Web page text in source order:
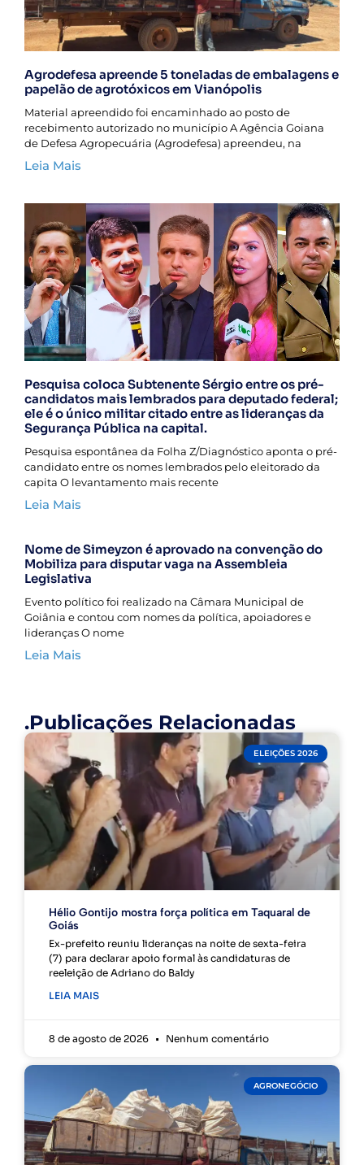
Agrodefesa apreende 5 toneladas de embalagens e
papelão de agrotóxicos em Vianópolis
Material apreendido foi encaminhado ao posto de
recebimento autorizado no município A Agência Goiana
de Defesa Agropecuária (Agrodefesa) apreendeu, na
Leia Mais
Pesquisa coloca Subtenente Sérgio entre os pré-
candidatos mais lembrados para deputado federal;
ele é o único militar citado entre as lideranças da
Segurança Pública na capital.
Pesquisa espontânea da Folha Z/Diagnóstico aponta o pré-
candidato entre os nomes lembrados pelo eleitorado da
capita O levantamento mais recente
Leia Mais
Nome de Simeyzon é aprovado na convenção do
Mobiliza para disputar vaga na Assembleia
Legislativa
Evento político foi realizado na Câmara Municipal de
Goiânia e contou com nomes da política, apoiadores e
lideranças O nome
Leia Mais
.Publicações Relacionadas
ELEIÇÕES 2026
Hélio Gontijo mostra força política em Taquaral de
Goiás
Ex-prefeito reuniu lideranças na noite de sexta-feira
(7) para declarar apoio formal às candidaturas de
reeleição de Adriano do Baldy
LEIA MAIS
8 de agosto de 2026 Nenhum comentário
AGRONEGÓCIO